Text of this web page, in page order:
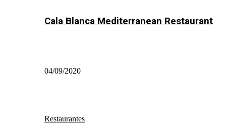
Cala Blanca Mediterranean Restaurant
04/09/2020
Restaurantes